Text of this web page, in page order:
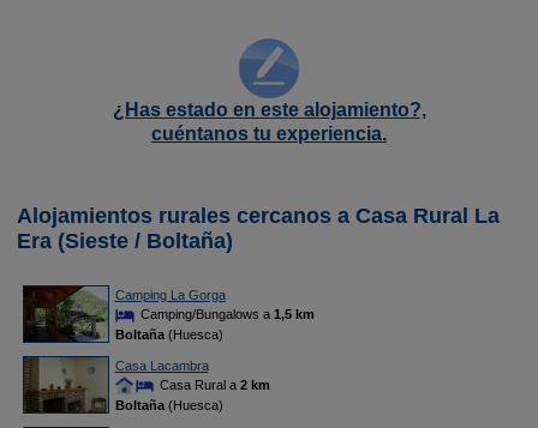
¿Has estado en este alojamiento?,
cuéntanos tu experiencia.
Alojamientos rurales cercanos a Casa Rural La
Era (Sieste / Boltaña)
Camping La Gorga
Camping/Bungalows a 1,5 km
Boltaña(Huesca)
Casa Lacambra
Casa Rural a 2 km
Boltaña(Huesca)